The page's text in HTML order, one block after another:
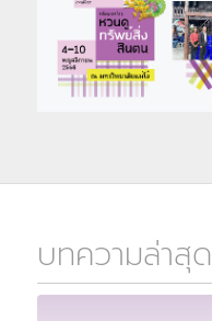
บทความล่าสุด